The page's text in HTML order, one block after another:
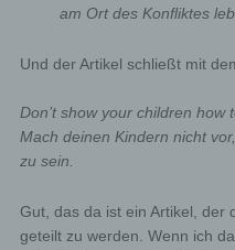
am Ort des Konfliktes
Und der Artikel schließt mit
Don’t show your children how
Mach deinen Kindern nicht
zu sein.
Gut, das da ist ein Artikel, der
geteilt zu werden. Wenn ich